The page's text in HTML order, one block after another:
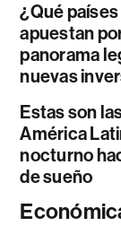
¿Qué
apuestan
panorama
nuevas
Estas son
América
nocturno
de sueño